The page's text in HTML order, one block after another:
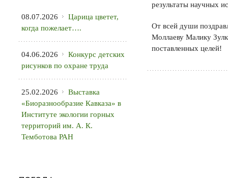
результаты научных
От всей души
Моллаеву Малику
поставленных целей!
08.07.2026
Царица цветет,
когда пожелает….
04.06.2026
Конкурс детских
рисунков по охране труда
25.02.2026
Выставка
«Биоразнообразие Кавказа» в
Институте экологии горных
территорий им. А. К.
Темботова РАН